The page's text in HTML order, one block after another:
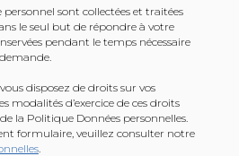
personnel sont collectées et traitées
le seul but de répondre à votre
pendant le temps nécessaire
disposez de droits sur vos
modalités d’exercice de ces droits
la Politique Données personnelles.
formulaire, veuillez consulter notre
.